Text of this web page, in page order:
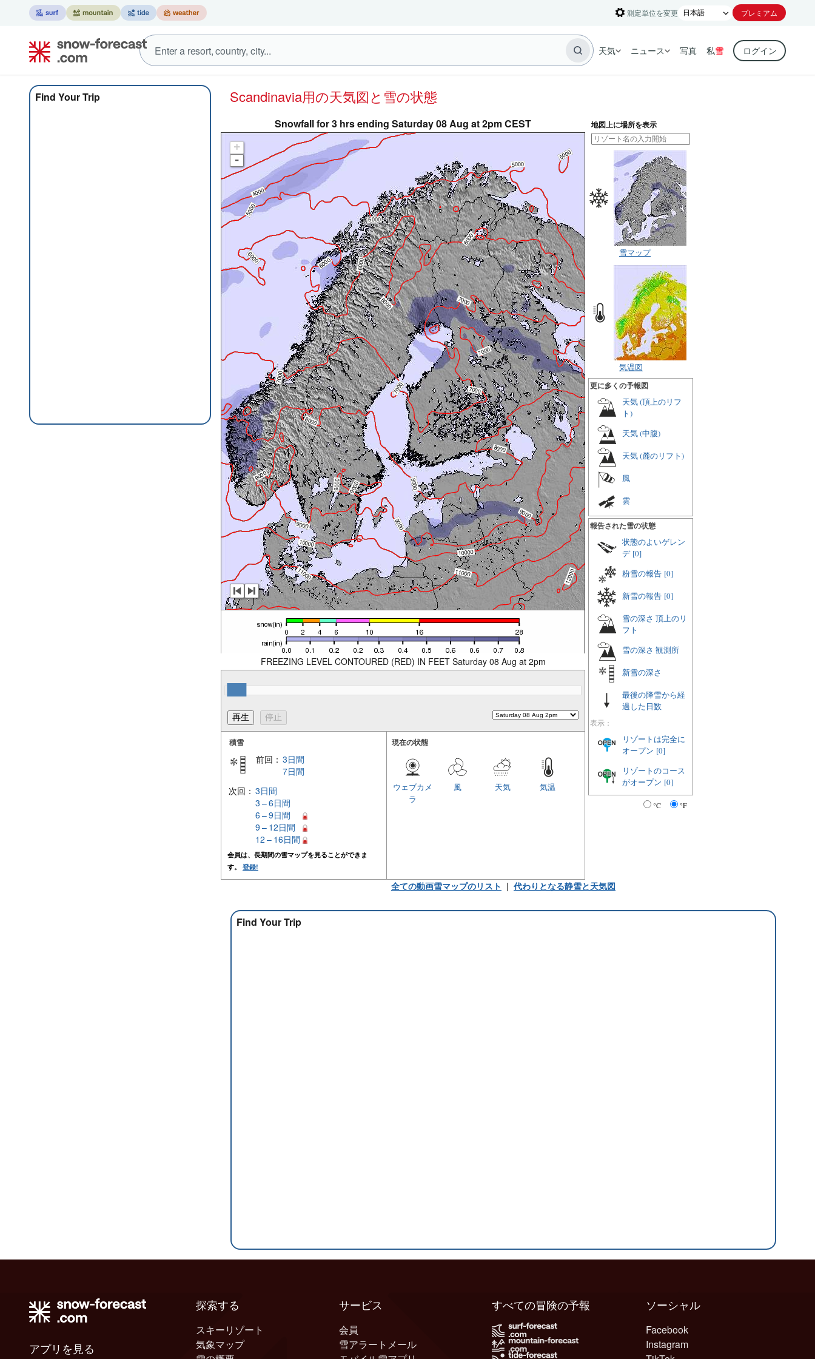
測定単位を変更 プレミアム
天気 ニュース 写真 私雪 ログイン
Find Your Trip Scandinavia用の天気図と雪の状態
Snowfall for 3 hrs ending Saturday 08 Aug at 2pm CEST
+
-
FREEZING LEVEL CONTOURED (RED) IN FEET Saturday 08 Aug at 2pm
積雪
前回： 3日間
7日間
次回： 3日間
3 – 6日間
6 – 9日間
9 – 12日間
12 – 16日間
会員は、長期間の雪マップを見ることができま
す。 登録!
現在の状態
気温
天気
風
ウェブカメ
ラ
地図上に場所を表示
雪マップ
気温図
更に多くの予報図
天気 (頂上のリフ
ト)
天気 (中腹)
天気 (麓のリフト)
風
雲
報告された雪の状態
状態のよいゲレン
デ [0]
粉雪の報告 [0]
新雪の報告 [0]
雪の深さ 頂上のリ
フト
雪の深さ 観測所
新雪の深さ
最後の降雪から経
過した日数
表示：
リゾートは完全に
オープン [0]
リゾートのコース
がオープン [0]
°C °F
全ての動画雪マップのリスト | 代わりとなる静雪と天気図
Find Your Trip
アプリを見る
探索する
スキーリゾート
気象マップ
サービス
会員
雪アラートメール
ソーシャル
Facebook
Instagram
すべての冒険の予報